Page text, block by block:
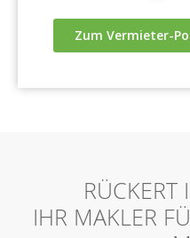
Zum Vermieter-
IHR MAKLER